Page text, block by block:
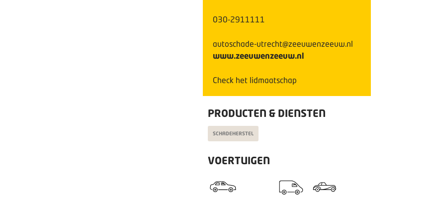
030-2911111
autoschade-utrecht@zeeuwenzeeuw.nl
www.zeeuwenzeeuw.nl
Check het lidmaatschap
PRODUCTEN & DIENSTEN
SCHADEHERSTEL
VOERTUIGEN